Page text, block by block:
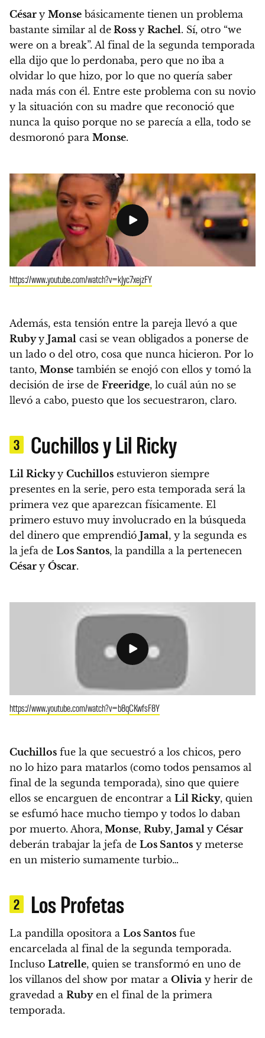
César y Monse básicamente tienen un problema
bastante similar al de Ross y Rachel. Sí, otro “we
were on a break”. Al final de la segunda temporada
ella dijo que lo perdonaba, pero que no iba a
olvidar lo que hizo, por lo que no quería saber
nada más con él. Entre este problema con su novio
y la situación con su madre que reconoció que
nunca la quiso porque no se parecía a ella, todo se
desmoronó para Monse.
https://www.youtube.com/watch?v=kJyc7xejzFY
Además, esta tensión entre la pareja llevó a que
Rubyy Jamal casi se vean obligados a ponerse de
un lado o del otro, cosa que nunca hicieron. Por lo
tanto, Monse también se enojó con ellos y tomó la
decisión de irse de Freeridge, lo cuál aún no se
llevó a cabo, puesto que los secuestraron, claro.
3 Cuchillos y Lil Ricky
Lil Rickyy Cuchillos estuvieron siempre
presentes en la serie, pero esta temporada será la
primera vez que aparezcan físicamente. El
primero estuvo muy involucrado en la búsqueda
del dinero que emprendió Jamal, y la segunda es
la jefa de Los Santos, la pandilla a la pertenecen
César y Óscar.
https://www.youtube.com/watch?v=b8qCKwfsF8Y
Cuchillos fue la que secuestró a los chicos, pero
no lo hizo para matarlos (como todos pensamos al
final de la segunda temporada), sino que quiere
ellos se encarguen de encontrar a Lil Ricky, quien
se esfumó hace mucho tiempo y todos lo daban
por muerto. Ahora, Monse, Ruby, Jamal y César
deberán trabajar la jefa de Los Santos y meterse
en un misterio sumamente turbio…
2 Los Profetas
La pandilla opositora a Los Santos fue
encarcelada al final de la segunda temporada.
Incluso Latrelle, quien se transformó en uno de
los villanos del show por matar a Olivia y herir de
gravedad a Rubyen el final de la primera
temporada.